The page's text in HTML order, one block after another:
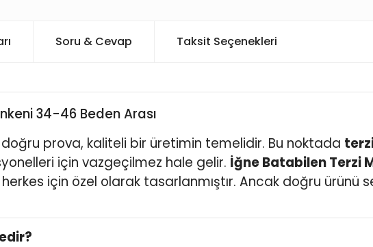
Soru & Cevap Taksit Seçenekleri
34-46 Beden Arası
doğru prova, kaliteli bir üretimin temelidir. Bu noktada
için vazgeçilmez hale gelir. İğne Batabilen Terzi
için özel olarak tasarlanmıştır. Ancak doğru ürünü